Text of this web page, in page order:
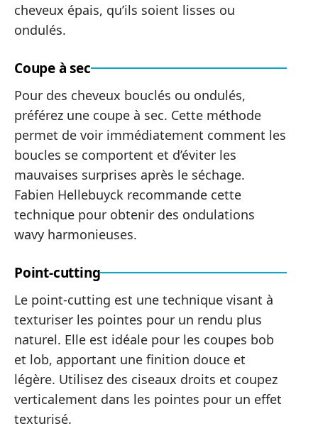
cheveux épais, qu’ils soient lisses ou
ondulés.
Coupe à sec
Pour des cheveux bouclés ou ondulés,
préférez une coupe à sec. Cette méthode
permet de voir immédiatement comment les
boucles se comportent et d’éviter les
mauvaises surprises après le séchage.
Fabien Hellebuyck recommande cette
technique pour obtenir des ondulations
wavy harmonieuses.
Point-cutting
Le point-cutting est une technique visant à
texturiser les pointes pour un rendu plus
naturel. Elle est idéale pour les coupes bob
et lob, apportant une finition douce et
légère. Utilisez des ciseaux droits et coupez
verticalement dans les pointes pour un effet
texturisé.